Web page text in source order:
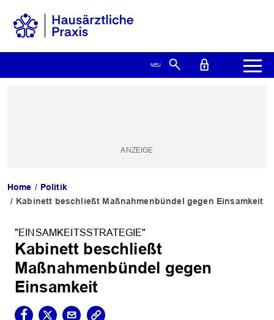
Home
Politik
Kabinett beschließt Maßnahmenbündel gegen Einsamkeit
"EINSAMKEITSSTRATEGIE"
Kabinett beschließt
Maßnahmenbündel gegen
Einsamkeit